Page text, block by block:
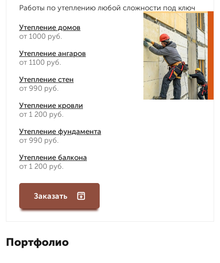
Работы по утеплению любой сложности под ключ
Утепление домов
от 1000 руб.
Утепление ангаров
от 1100 руб.
Утепление стен
от 990 руб.
Утепление кровли
от 1 200 руб.
Утепление фундамента
от 990 руб.
Утепление балкона
от 1 200 руб.
Заказать
Портфолио